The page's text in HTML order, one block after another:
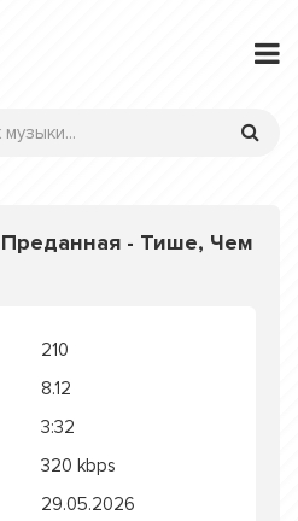
Преданная - Тише, Чем
210
8.12
3:32
320 kbps
29.05.2026